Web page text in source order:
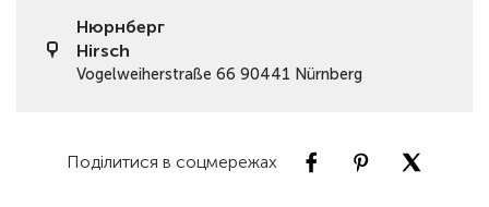
Нюрнберг
Hirsch
Vogelweiherstraße 66 90441 Nürnberg
Поділитися в соцмережах